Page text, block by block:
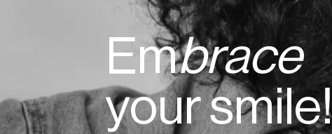
Embrace
your smile!